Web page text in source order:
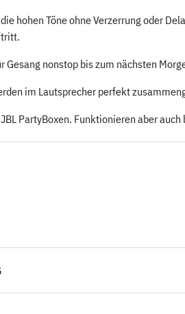
hohen Töne ohne Verzerrung oder
nonstop bis zum nächsten
im Lautsprecher perfekt
PartyBoxen. Funktionieren aber